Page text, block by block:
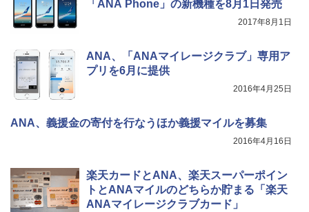
「ANA Phone」の新機種を8月1日発売
2017年8月1日
ANA、「ANAマイレージクラブ」専用ア
プリを6月に提供
2016年4月25日
ANA、義援金の寄付を行なうほか義援マイルを募集
2016年4月16日
楽天カードとANA、楽天スーパーポイン
トとANAマイルのどちらか貯まる「楽天
ANAマイレージクラブカード」